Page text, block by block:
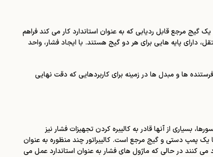
گیج مرجع قابل ردیابی که به عنوان استاندارد کار می کند فراهم
دارای پایه هایی برای هر دو گیج هستند. با ایجاد فشار، واحد
ها و مبدل ها در زمینه برای کاربردهایی که دقت نهایی
بسیاری از آنها قادر به کالیبره کردن تجهیزات فشار نیز
با یک پمپ دستی و گیج مرجع است. کالیبراتور چند منظوره به عنوان
می کنند در حالی که ماژول های فشار به عنوان استاندارد عمل می